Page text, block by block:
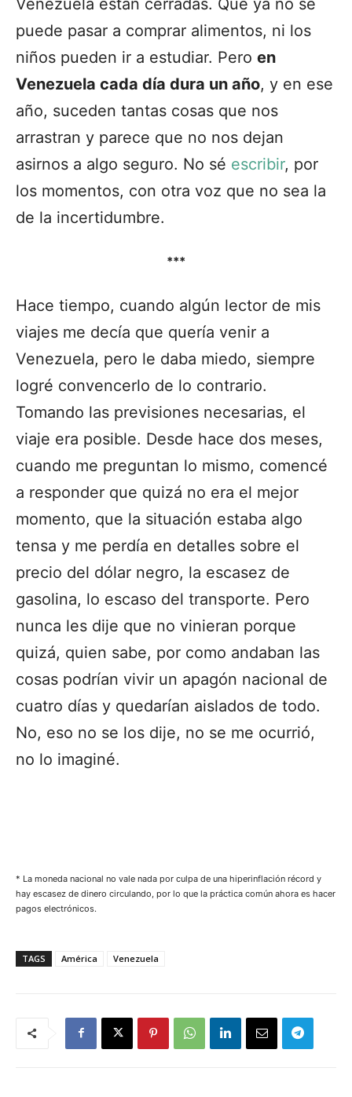
puede pasar a comprar alimentos, ni los
niños pueden ir a estudiar. Pero en
Venezuela cada día dura un año, y en ese
año, suceden tantas cosas que nos
arrastran y parece que no nos dejan
asirnos a algo seguro. No sé escribir, por
los momentos, con otra voz que no sea la
de la incertidumbre.
***
Hace tiempo, cuando algún lector de mis
viajes me decía que quería venir a
Venezuela, pero le daba miedo, siempre
logré convencerlo de lo contrario.
Tomando las previsiones necesarias, el
viaje era posible. Desde hace dos meses,
cuando me preguntan lo mismo, comencé
a responder que quizá no era el mejor
momento, que la situación estaba algo
tensa y me perdía en detalles sobre el
precio del dólar negro, la escasez de
gasolina, lo escaso del transporte. Pero
nunca les dije que no vinieran porque
quizá, quien sabe, por como andaban las
cosas podrían vivir un apagón nacional de
cuatro días y quedarían aislados de todo.
No, eso no se los dije, no se me ocurrió,
no lo imaginé.
* La moneda nacional no vale nada por culpa de una hiperinflación récord y
hay escasez de dinero circulando, por lo que la práctica común ahora es hacer
pagos electrónicos.
TAGS América Venezuela